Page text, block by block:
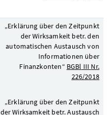
„Erklärung über den Zeitpunkt
der Wirksamkeit betr. den
automatischen Austausch von
Informationen über
Finanzkonten“ BGBl III Nr.
226/2018
„Erklärung über den Zeitpunkt
der Wirksamkeit betr. Austausch